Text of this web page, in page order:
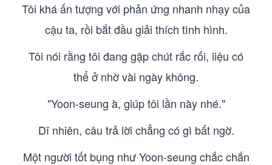
Tôi khá ấn tượng với phản ứng nhanh nhạy của
cậu ta, rồi bắt đầu giải thích tình hình.
Tôi nói rằng tôi đang gặp chút rắc rối, liệu có
thể ở nhờ vài ngày không.
"Yoon-seung à, giúp tôi lần này nhé."
Dĩ nhiên, câu trả lời chẳng có gì bất ngờ.
Một người tốt bụng như Yoon-seung chắc chắn